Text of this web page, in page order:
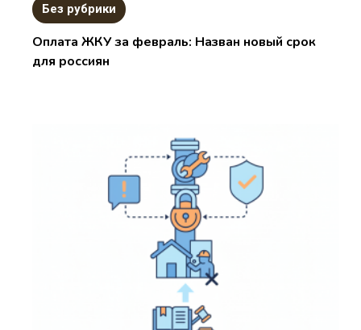
Без рубрики
Оплата ЖКУ за февраль: Назван новый срок
для россиян